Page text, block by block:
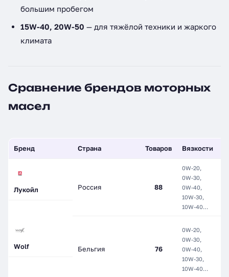
большим пробегом
15W-40, 20W-50 — для тяжёлой техники и жаркого
климата
Сравнение брендов моторных
масел
Бренд Страна Товаров Вязкости
Лукойл Россия 88
0W-20,
0W-30,
0W-40,
10W-30,
10W-40…
Wolf Бельгия 76
0W-20,
0W-30,
0W-40,
10W-30,
10W-40…